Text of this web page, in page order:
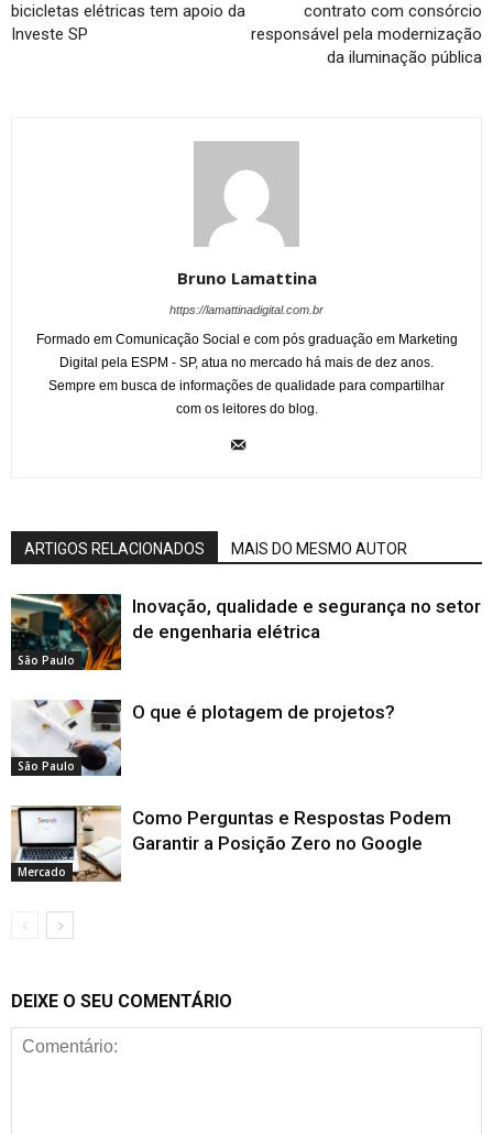
bicicletas elétricas tem apoio da
Investe SP
contrato com consórcio
responsável pela modernização
da iluminação pública
Bruno Lamattina
https://lamattinadigital.com.br
Formado em Comunicação Social e com pós graduação em Marketing
Digital pela ESPM - SP, atua no mercado há mais de dez anos.
Sempre em busca de informações de qualidade para compartilhar
com os leitores do blog.
ARTIGOS RELACIONADOS MAIS DO MESMO AUTOR
São Paulo
Inovação, qualidade e segurança no setor
de engenharia elétrica
São Paulo
O que é plotagem de projetos?
Mercado
Como Perguntas e Respostas Podem
Garantir a Posição Zero no Google
DEIXE O SEU COMENTÁRIO